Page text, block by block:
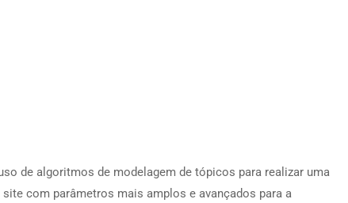
de algoritmos de modelagem de tópicos para realizar uma
com parâmetros mais amplos e avançados para a